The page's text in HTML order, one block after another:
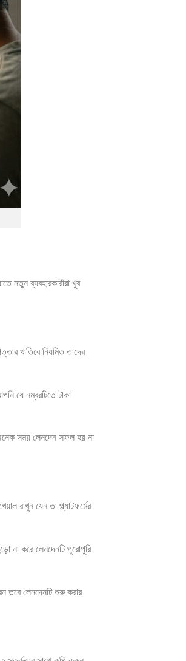
নতুন ব্যবহারকারীরা খুব
খাতিরে নিয়মিত তাদের
যে নম্বরটিতে টাকা
অনেক সময় লেনদেন সফল হয় না
রাখুন যেন তা প্ল্যাটফর্মের
না করে লেনদেনটি পুরোপুরি
তবে লেনদেনটি শুরু করার